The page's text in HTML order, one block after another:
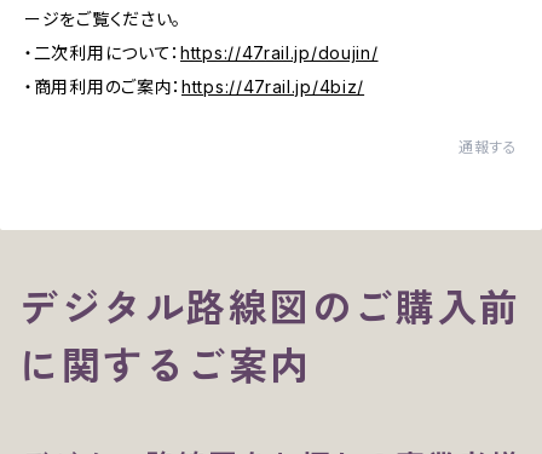
ージをご覧ください。
・二次利用について： https://47rail.jp/doujin/
・商用利用のご案内： https://47rail.jp/4biz/
通報する
デジタル路線図のご購入前
に関するご案内